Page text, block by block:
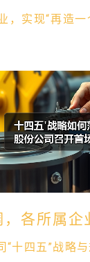
，实现“再造
，各所属企
“十四五”战略与